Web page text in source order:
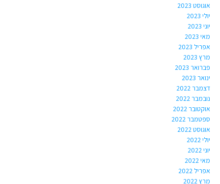
אוגוסט 2023
יולי 2023
יוני 2023
מאי 2023
אפריל 2023
מרץ 2023
פברואר 2023
ינואר 2023
דצמבר 2022
נובמבר 2022
אוקטובר 2022
ספטמבר 2022
אוגוסט 2022
יולי 2022
יוני 2022
מאי 2022
אפריל 2022
מרץ 2022